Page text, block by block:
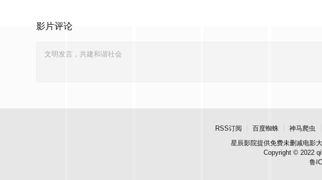
影片评论
RSS订阅 百度蜘蛛 神马爬虫
星辰影院提供免费未删减电影
Copyright © 2022
鲁